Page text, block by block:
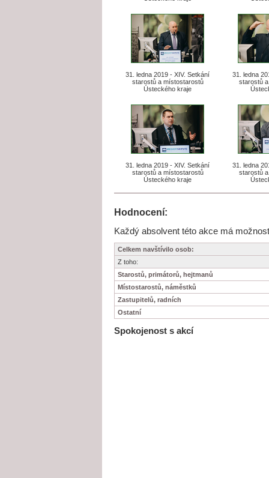
31. ledna 2019 - XIV. Setkání
starostů a místostarostů
Ústeckého kraje
31. ledna
starostů
31. ledna 2019 - XIV. Setkání
starostů a místostarostů
Ústeckého kraje
31. ledna
starostů
Hodnocení:
Každý absolvent této akce má
Celkem navštívilo osob:
Z toho:
Starostů, primátorů, hejtmanů
Místostarostů, náměstků
Zastupitelů, radních
Ostatní
Spokojenost s akcí